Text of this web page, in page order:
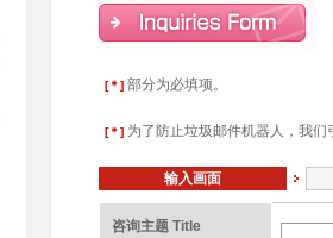
[＊] 部分为必填项。
[＊] 为了防止垃圾邮件机器人，我
输入画面
咨询主题 Title